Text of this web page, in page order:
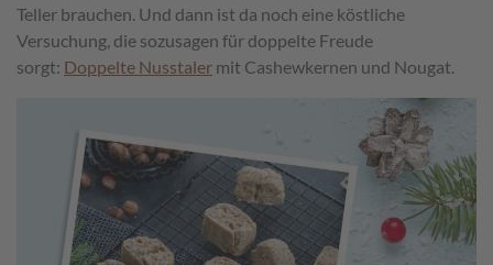
Teller brauchen. Und dann ist da noch eine köstliche
Versuchung, die sozusagen für doppelte Freude
sorgt: Doppelte Nusstaler mit Cashewkernen und Nougat.